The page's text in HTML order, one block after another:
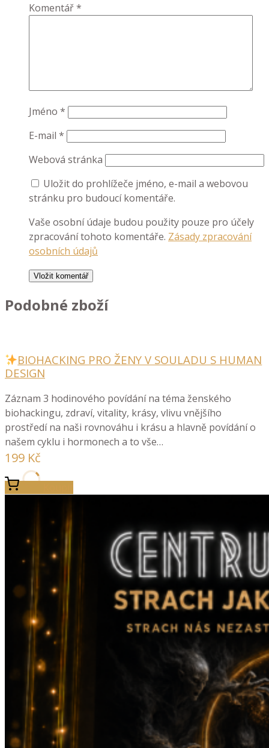
Komentář*
Jméno *
E-mail *
Webová stránka
Uložit do prohlížeče jméno, e-mail a webovou
stránku pro budoucí komentáře.
Vaše osobní údaje budou použity pouze pro účely
zpracování tohoto komentáře. Zásady zpracování
osobních údajů
Podobné zboží
BIOHACKING PRO ŽENY V SOULADU S HUMAN
DESIGN
Záznam 3 hodinového povídání na téma ženského
biohackingu, zdraví, vitality, krásy, vlivu vnějšího
prostředí na naši rovnováhu i krásu a hlavně povídání o
našem cyklu i hormonech a to vše…
199 Kč